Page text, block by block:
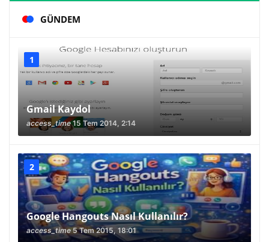
GÜNDEM
Gmail Kaydol
access_time15 Tem 2014, 2:14
Google Hangouts Nasıl Kullanılır?
access_time5 Tem 2015, 18:01